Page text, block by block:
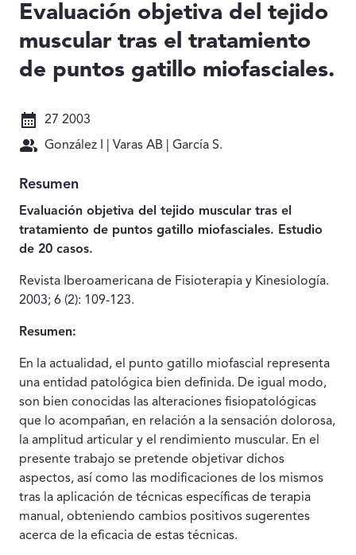
Evaluación objetiva del tejido
muscular tras el tratamiento
de puntos gatillo miofasciales.
Fecha: 27 2003
27 2003
Autores: González I | Varas AB | García S.
González I | Varas AB | García S.
Resumen
Evaluación objetiva del tejido muscular tras el
tratamiento de puntos gatillo miofasciales. Estudio
de 20 casos.
Revista Iberoamericana de Fisioterapia y Kinesiología.
2003; 6 (2): 109-123.
Resumen:
En la actualidad, el punto gatillo miofascial representa
una entidad patológica bien definida. De igual modo,
son bien conocidas las alteraciones fisiopatológicas
que lo acompañan, en relación a la sensación dolorosa,
la amplitud articular y el rendimiento muscular. En el
presente trabajo se pretende objetivar dichos
aspectos, así como las modificaciones de los mismos
tras la aplicación de técnicas específicas de terapia
manual, obteniendo cambios positivos sugerentes
acerca de la eficacia de estas técnicas.